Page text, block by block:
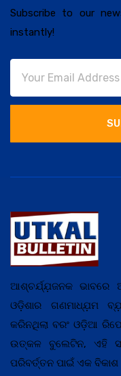
Subscribe to our
instantly!
ଆଶ୍ଚର୍ଯ୍ଯ଼ଜନକ
ଓଡ଼ିଶାର ଗଣମାଧ୍ଯ଼ମ
କରିନଥିଲା ବରଂ ଓଡ଼ିଆ
ଉତ୍କଳ ବୁଲେଟିନ, ଏହି
ପରିବର୍ତ୍ତନ ପାଇଁ ଏକ ବିକାଶ |